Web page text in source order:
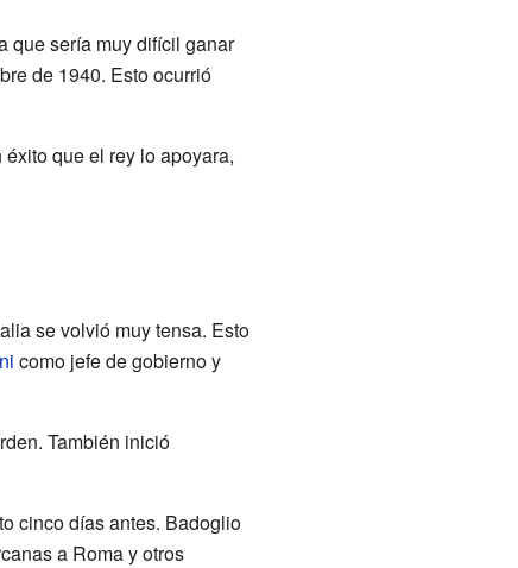
que sería muy difícil ganar
de 1940. Esto ocurrió
que el rey lo apoyara,
se volvió muy tensa. Esto
como jefe de gobierno y
También inició
cinco días antes. Badoglio
a Roma y otros